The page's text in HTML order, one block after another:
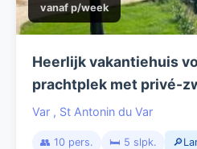
vanaf p/week
Heerlijk vakantiehuis
prachtplek met privé-
Provence
Var , St Antonin du Var
👥 10 pers. 🛏️ 5 slpk.